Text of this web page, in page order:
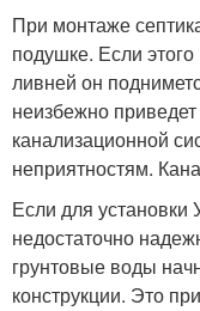
При монтаже
подушке. Если
ливней он
неизбежно
канализационной
неприятностям.
Если для
недостаточно
грунтовые воды
конструкции. Это